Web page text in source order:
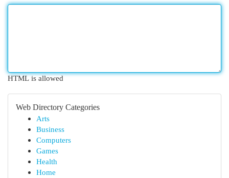
HTML is allowed
Web Directory Categories
Arts
Business
Computers
Games
Health
Home